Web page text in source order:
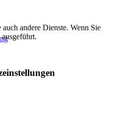
andere Dienste. Wenn Sie